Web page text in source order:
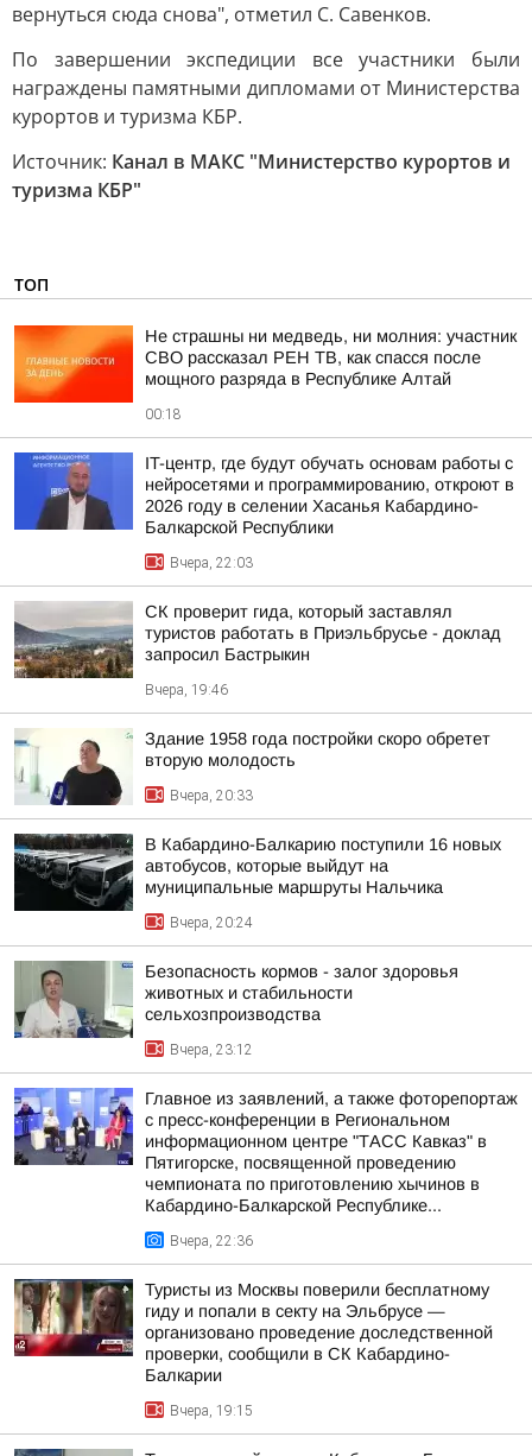
вернуться сюда снова", отметил С. Савенков.
По завершении экспедиции все участники были
награждены памятными дипломами от Министерства
курортов и туризма КБР.
Источник: Канал в МАКС "Министерство курортов и
туризма КБР"
ТОП
Не страшны ни медведь, ни молния: участник
СВО рассказал РЕН ТВ, как спасся после
мощного разряда в Республике Алтай
00:18
IT-центр, где будут обучать основам работы с
нейросетями и программированию, откроют в
2026 году в селении Хасанья Кабардино-
Балкарской Республики
Вчера, 22:03
СК проверит гида, который заставлял
туристов работать в Приэльбрусье - доклад
запросил Бастрыкин
Вчера, 19:46
Здание 1958 года постройки скоро обретет
вторую молодость
Вчера, 20:33
В Кабардино-Балкарию поступили 16 новых
автобусов, которые выйдут на
муниципальные маршруты Нальчика
Вчера, 20:24
Безопасность кормов - залог здоровья
животных и стабильности
сельхозпроизводства
Вчера, 23:12
Главное из заявлений, а также фоторепортаж
с пресс-конференции в Региональном
информационном центре "ТАСС Кавказ" в
Пятигорске, посвященной проведению
чемпионата по приготовлению хычинов в
Кабардино-Балкарской Республике...
Вчера, 22:36
Туристы из Москвы поверили бесплатному
гиду и попали в секту на Эльбрусе —
организовано проведение доследственной
проверки, сообщили в СК Кабардино-
Балкарии
Вчера, 19:15